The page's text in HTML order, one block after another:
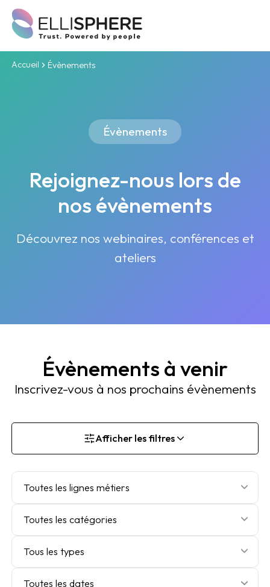
Accueil Évènements
Évènements
Rejoignez-nous lors de
nos évènements
Découvrez nos webinaires, conférences et
ateliers
Évènements à venir
Inscrivez-vous à nos prochains évènements
Afficher les filtres
Toutes les lignes métiers
Toutes les catégories
Tous les types
Toutes les dates